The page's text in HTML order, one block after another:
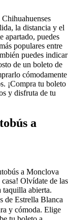
la distancia y el
apartado, puedes
populares entre
puedes indicar
de un boleto de
cómodamente
¡Compra tu boleto
y disfruta de tu
a
a Monclova
Olvídate de las
abierta.
de Estrella Blanca
y cómoda. Elige